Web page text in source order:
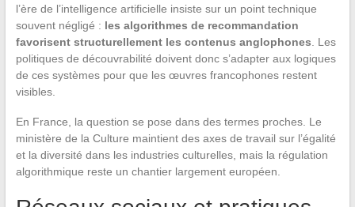
l’ère de l’intelligence artificielle insiste sur un point technique
souvent négligé : les algorithmes de recommandation
favorisent structurellement les contenus anglophones. Les
politiques de découvrabilité doivent donc s’adapter aux logiques
de ces systèmes pour que les œuvres francophones restent
visibles.
En France, la question se pose dans des termes proches. Le
ministère de la Culture maintient des axes de travail sur l’égalité
et la diversité dans les industries culturelles, mais la régulation
algorithmique reste un chantier largement européen.